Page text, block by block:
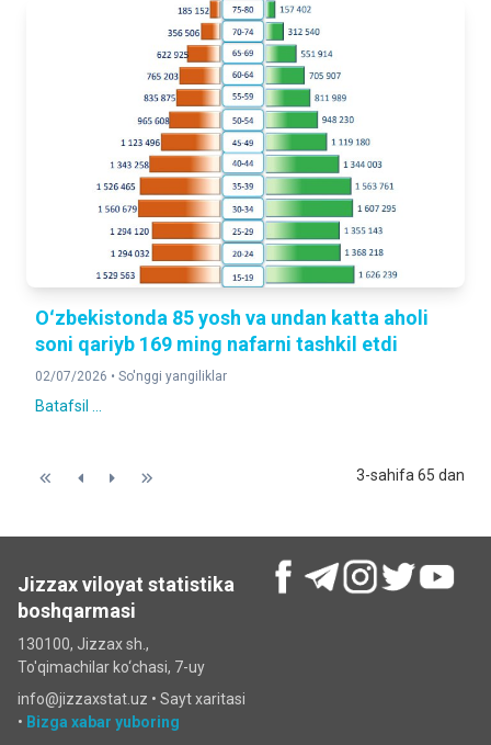
Oʻzbekistonda 85 yosh va undan katta aholi
soni qariyb 169 ming nafarni tashkil etdi
02/07/2026 • So'nggi yangiliklar
Batafsil ...
3-sahifa 65 dan
Jizzax viloyat statistika
boshqarmasi
130100, Jizzax sh.,
To'qimachilar ko‘chаsi, 7-uy
info@jizzaxstat.uz • Sayt xaritasi
• Bizga xabar yuboring